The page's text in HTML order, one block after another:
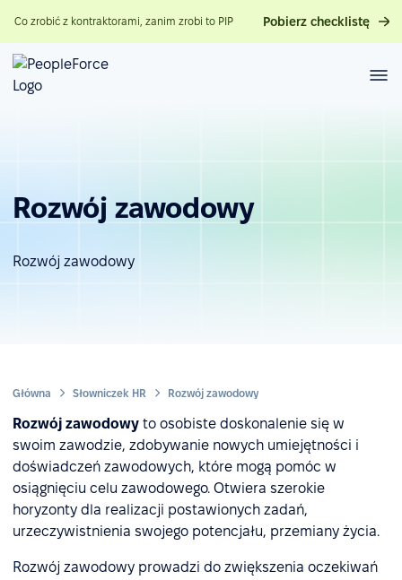
Co zrobić z kontraktorami, zanim zrobi to PIP Pobierz checklistę
Rozwój zawodowy
Rozwój zawodowy
Główna Słowniczek HR Rozwój zawodowy
Rozwój zawodowy to osobiste doskonalenie się w
swoim zawodzie, zdobywanie nowych umiejętności i
doświadczeń zawodowych, które mogą pomóc w
osiągnięciu celu zawodowego. Otwiera szerokie
horyzonty dla realizacji postawionych zadań,
urzeczywistnienia swojego potencjału, przemiany życia.
Rozwój zawodowy prowadzi do zwiększenia oczekiwań